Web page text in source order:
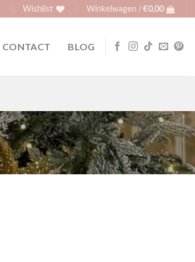
Wishlist Winkelwagen /€0,00
CONTACT BLOG